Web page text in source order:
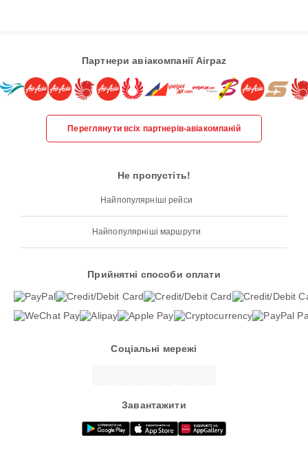
Партнери авіакомпанії Airpaz
Переглянути всіх партнерів-авіакомпаній
Не пропустіть!
Найпопулярніші рейси
Найпопулярніші маршрути
Прийнятні способи оплати
Соціальні мережі
Завантажити